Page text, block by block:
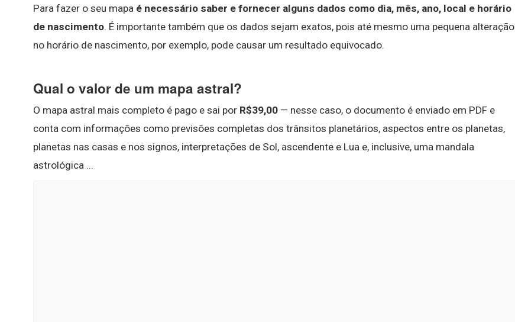
Para fazer o seu mapa é necessário saber e fornecer alguns dados como dia, mês, ano, local e horário
de nascimento. É importante também que os dados sejam exatos, pois até mesmo uma pequena alteração
no horário de nascimento, por exemplo, pode causar um resultado equivocado.
Qual o valor de um mapa astral?
O mapa astral mais completo é pago e sai por R$39,00 — nesse caso, o documento é enviado em PDF e
conta com informações como previsões completas dos trânsitos planetários, aspectos entre os planetas,
planetas nas casas e nos signos, interpretações de Sol, ascendente e Lua e, inclusive, uma mandala
astrológica ...